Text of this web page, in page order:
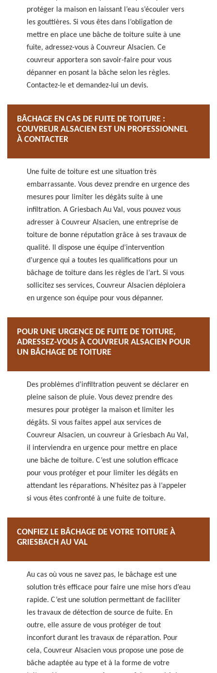
protéger la maison en laissant l’eau s’écouler vers
les gouttières. Si vous êtes dans l’obligation de
mettre en place une bâche de toiture suite à une
fuite, adressez-vous à Couvreur Alsacien. Ce
couvreur apportera son savoir-faire pour vous
dépanner en posant la bâche selon les règles.
Contactez-le et demandez-lui un devis.
BÂCHAGE EN CAS DE FUITE DE TOITURE :
COUVREUR ALSACIEN EST UN PROFESSIONNEL
À CONTACTER
Une fuite de toiture est une situation très
embarrassante. Vous devez prendre en urgence des
mesures pour limiter les dégâts suite à une
infiltration. A Griesbach Au Val, vous pouvez vous
adresser à Couvreur Alsacien, une entreprise de
toiture de bonne réputation grâce à ses travaux de
qualité. Il dispose une équipe d’intervention
d’urgence qui a toutes les qualifications pour un
bâchage de toiture dans les règles de l’art. Si vous
sollicitez ses services, Couvreur Alsacien déploiera
en urgence son équipe pour vous dépanner.
POUR UNE URGENCE DE FUITE DE TOITURE,
ADRESSEZ-VOUS À COUVREUR ALSACIEN POUR
UN BÂCHAGE DE TOITURE
Des problèmes d’infiltration peuvent se déclarer en
pleine saison de pluie. Vous devez prendre des
mesures pour protéger la maison et limiter les
dégâts. Si vous faites appel aux services de
Couvreur Alsacien, un couvreur à Griesbach Au Val,
il interviendra en urgence pour mettre en place
une bâche de toiture. C’est une solution efficace
pour vous protéger et pour limiter les dégâts en
attendant les réparations. N’hésitez pas à l’appeler
si vous êtes confronté à une fuite de toiture.
CONFIEZ LE BÂCHAGE DE VOTRE TOITURE À
GRIESBACH AU VAL
Au cas où vous ne savez pas, le bâchage est une
solution très efficace pour faire une mise hors d’eau
rapide. C’est une solution permettant de faciliter
les travaux de détection de source de fuite. En
outre, elle assure de vous protéger de tout
inconfort durant les travaux de réparation. Pour
cela, Couvreur Alsacien vous propose une pose de
bâche adaptée au type et à la forme de votre